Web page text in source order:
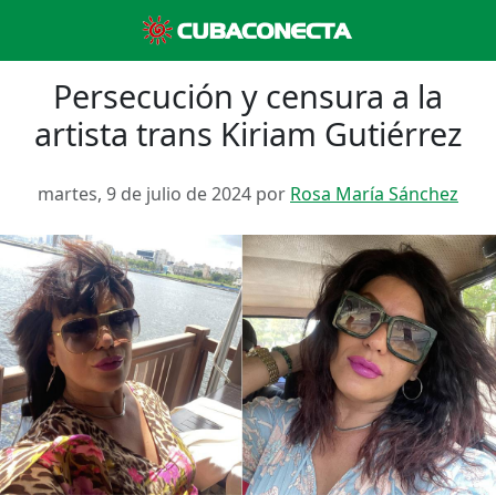
Persecución y censura a la
artista trans Kiriam Gutiérrez
martes, 9 de julio de 2024 por Rosa María Sánchez